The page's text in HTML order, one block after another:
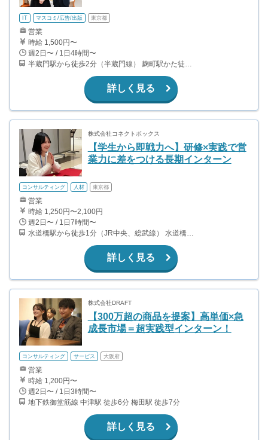
IT マスコミ/広告/出版 東京都
営業
時給 1,500円〜
週2日〜 / 1日4時間〜
半蔵門駅から徒歩2分（半蔵門線） 麹町駅かた徒歩10分（有楽町線）
詳しく見る
株式会社コネクトボックス
【学生から即戦力へ】研修×実践で営
業力に差をつける長期インターン
コンサルティング 人材 東京都
営業
時給 1,250円〜2,100円
週2日〜 / 1日7時間〜
水道橋駅から徒歩1分（JR中央、総武線） 水道橋駅から徒歩6分（都営三田線）
詳しく見る
株式会社DRAFT
【300万超の商品を提案】高単価×急
成長市場＝超実践型インターン！
コンサルティング サービス 大阪府
営業
時給 1,200円〜
週2日〜 / 1日3時間〜
地下鉄御堂筋線 中津駅 徒歩6分 梅田駅 徒歩7分
詳しく見る